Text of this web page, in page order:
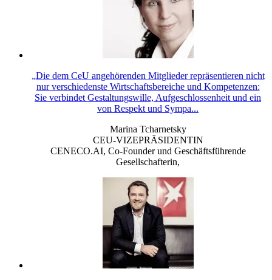
„Die dem CeU angehörenden Mitglieder repräsentieren nicht
nur verschiedenste Wirtschaftsbereiche und Kompetenzen:
Sie verbindet Gestaltungswille, Aufgeschlossenheit und ein
von Respekt und Sympa...
Marina Tcharnetsky
CEU-VIZEPRÄSIDENTIN
CENECO.AI, Co-Founder und Geschäftsführende
Gesellschafterin,